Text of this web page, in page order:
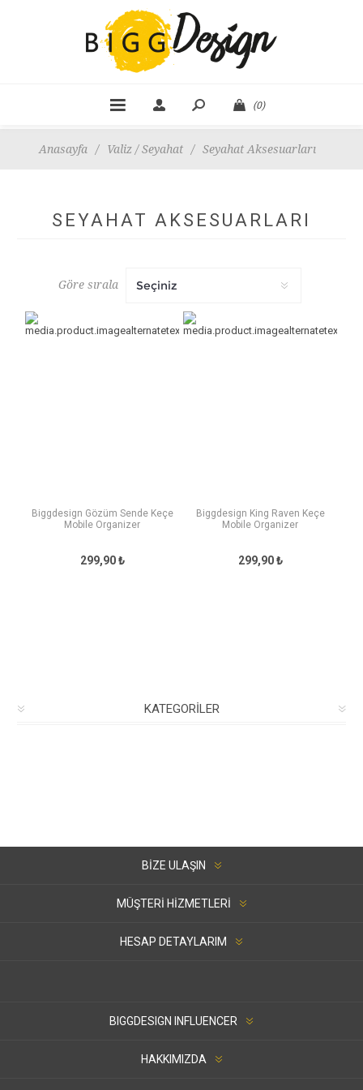
(0)
Anasayfa / Valiz / Seyahat / Seyahat Aksesuarları
SEYAHAT AKSESUARLARI
Göre sırala
Biggdesign Gözüm Sende Keçe
Mobile Organizer
299,90 ₺
Biggdesign King Raven Keçe
Mobile Organizer
299,90 ₺
KATEGORILER
BIZE ULAŞIN
MÜŞTERI HIZMETLERI
HESAP DETAYLARIM
BIGGDESIGN INFLUENCER
HAKKIMIZDA